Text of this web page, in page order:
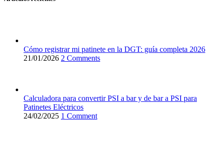
Cómo registrar mi patinete en la DGT: guía completa 2026
21/01/2026 2 Comments
Calculadora para convertir PSI a bar y de bar a PSI para
Patinetes Eléctricos
24/02/2025 1 Comment